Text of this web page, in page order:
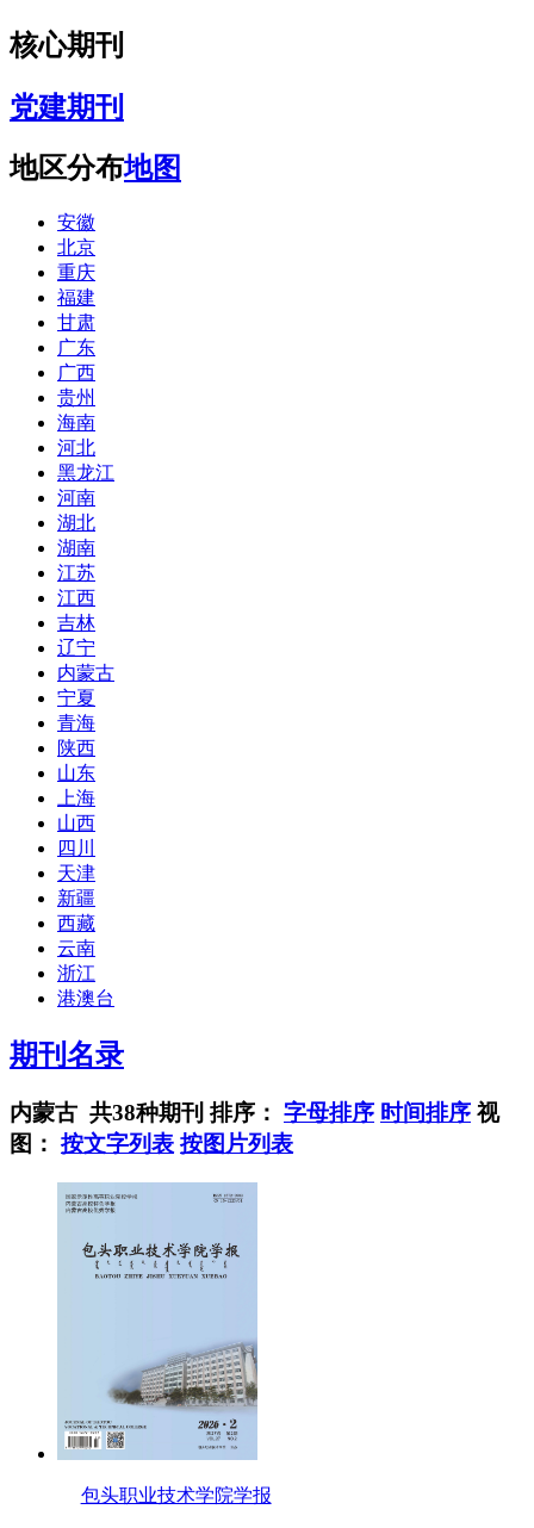
核心期刊
党建期刊
地区分布地图
安徽
北京
重庆
福建
甘肃
广东
广西
贵州
海南
河北
黑龙江
河南
湖北
湖南
江苏
江西
吉林
辽宁
内蒙古
宁夏
青海
陕西
山东
上海
山西
四川
天津
新疆
西藏
云南
浙江
港澳台
期刊名录
内蒙古 共38种期刊 排序： 字母排序 时间排序 视
图： 按文字列表 按图片列表
包头职业技术学院学报